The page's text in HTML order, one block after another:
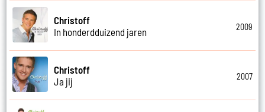
Christoff
In honderdduizend jaren
2009
Christoff
Ja jij
2007